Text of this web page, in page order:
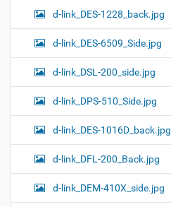
d-link_DES-1228_back.jpg
d-link_DES-6509_Side.jpg
d-link_DSL-200_side.jpg
d-link_DPS-510_Side.jpg
d-link_DES-1016D_back.jpg
d-link_DFL-200_Back.jpg
d-link_DEM-410X_side.jpg